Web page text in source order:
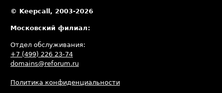
© Keepcall, 2003-2026
Московский филиал:
Отдел обслуживания:
+7 (499) 226 23-74
domains@reforum.ru
Политика конфиденциальности